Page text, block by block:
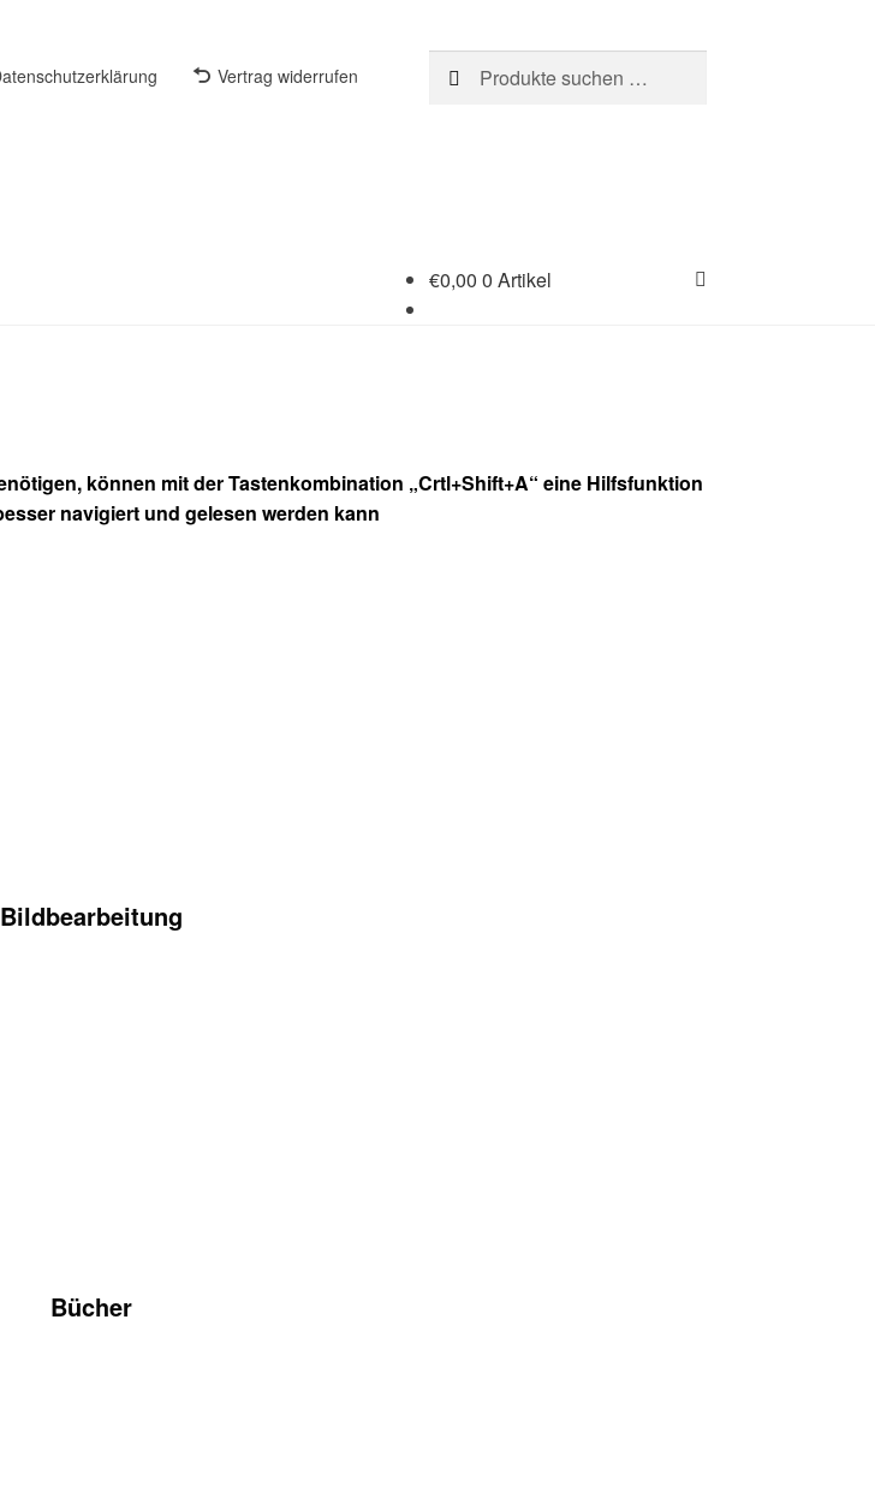
Vertrag widerrufen
Suchen
nach:
Suchen
€0,00 0 Artikel
können mit der Tastenkombination „Crtl+Shift+A“ eine Hilfsfunktion
navigiert und gelesen werden kann
Bildbearbeitung
Bücher